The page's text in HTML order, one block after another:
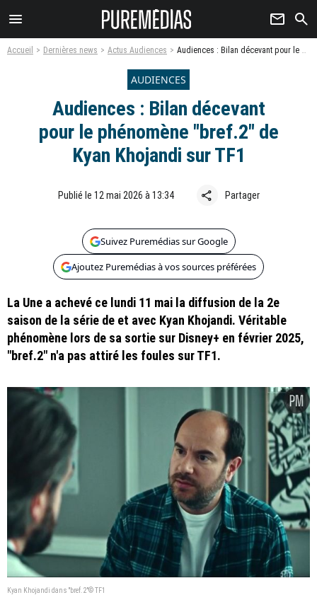
menu newsletter search
Accueil Dernières news Actus Audiences Audiences : Bilan décevant pour le phénomène "bref.2" de Kyan Khojandi sur TF1
AUDIENCES
Audiences : Bilan décevant
pour le phénomène "bref.2" de
Kyan Khojandi sur TF1
Publié le 12 mai 2026 à 13:34 share Partager
Suivez Puremédias sur Google
Ajoutez Puremédias à vos sources préférées
La Une a achevé ce lundi 11 mai la diffusion de la 2e
saison de la série de et avec Kyan Khojandi. Véritable
phénomène lors de sa sortie sur Disney+ en février 2025,
"bref.2" n'a pas attiré les foules sur TF1.
Kyan Khojandi dans "bref.2"© TF1